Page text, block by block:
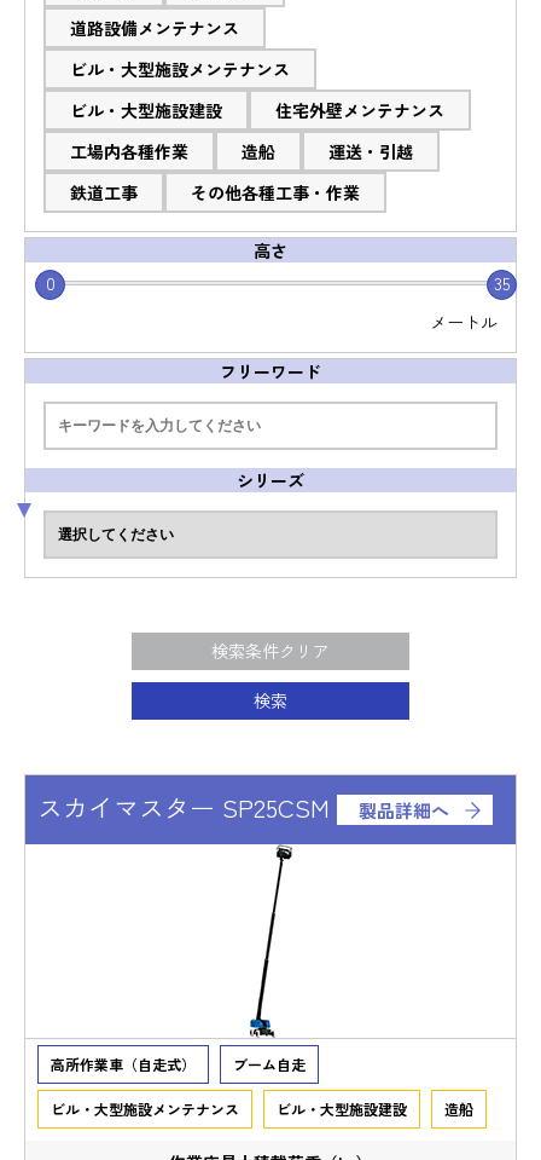
道路設備メンテナンス
ビル・大型施設メンテナンス
ビル・大型施設建設
住宅外壁メンテナンス
工場内各種作業
造船
運送・引越
鉄道工事
その他各種工事・作業
高さ
0
35
メートル
フリーワード
シリーズ
検索条件クリア
検索
スカイマスター SP25CSM 製品詳細へ
高所作業車（自走式） ブーム自走
ビル・大型施設メンテナンス ビル・大型施設建設 造船